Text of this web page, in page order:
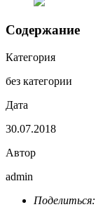
Содержание
Категория
без категории
Дата
30.07.2018
Автор
admin
Поделиться: